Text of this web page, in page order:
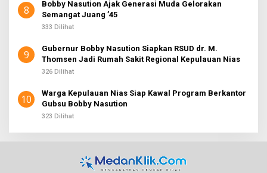
8
Bobby Nasution Ajak Generasi Muda Gelorakan
Semangat Juang ’45
333 Dilihat
9
Gubernur Bobby Nasution Siapkan RSUD dr. M.
Thomsen Jadi Rumah Sakit Regional Kepulauan Nias
326 Dilihat
10
Warga Kepulauan Nias Siap Kawal Program Berkantor
Gubsu Bobby Nasution
323 Dilihat